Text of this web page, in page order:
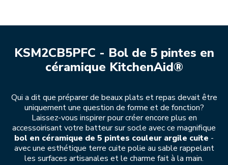
KSM2CB5PFC - Bol de 5 pintes en
céramique KitchenAid®
Qui a dit que préparer de beaux plats et repas devait être
uniquement une question de forme et de fonction?
Laissez-vous inspirer pour créer encore plus en
accessoirisant votre batteur sur socle avec ce magnifique
bol en céramique de 5 pintes couleur argile cuite -
avec une esthétique terre cuite polie au sable rappelant
les surfaces artisanales et le charme fait à la main.